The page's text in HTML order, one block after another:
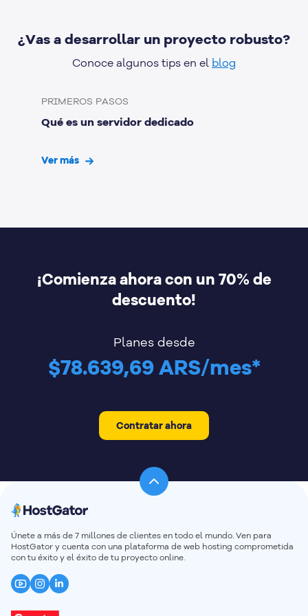
servidor y migración sin costo. Si necesitas ayuda, cuenta
con un equipo de soporte especializado y comprometido
¿Vas a desarrollar un proyecto robusto?
Conoce algunos tips en el blog
PRIMEROS PASOS
Qué es un servidor dedicado
Ver más
¡Comienza ahora con un 70% de
descuento!
Planes desde
$78.639,69 ARS/mes*
Contratar ahora
Únete a más de 7 millones de clientes en todo el mundo. Ven para
HostGator y cuenta con una plataforma de web hosting comprometida
con tu éxito y el éxito de tu proyecto online.